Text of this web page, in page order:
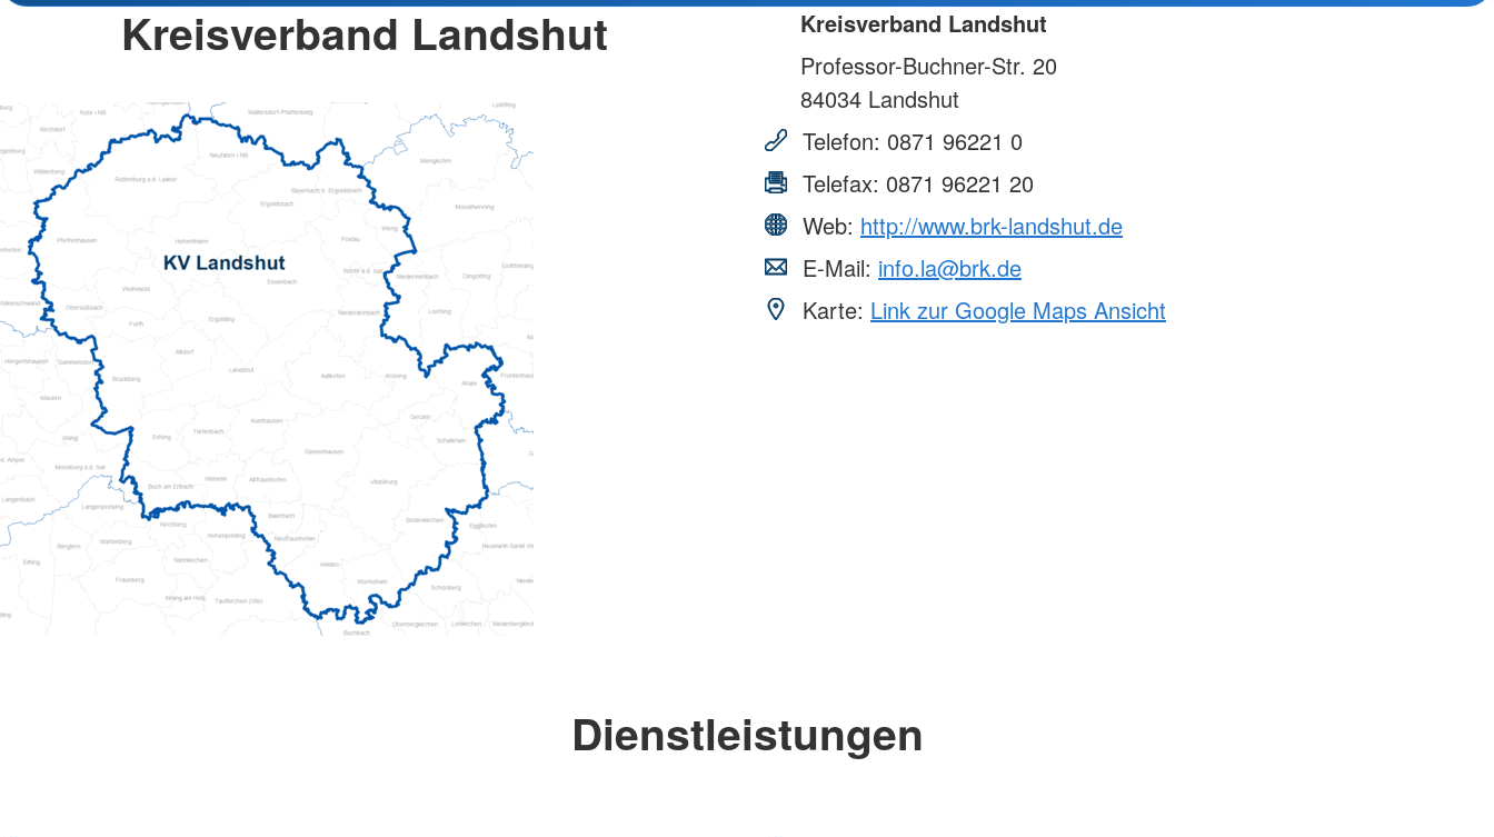
Kreisverband Landshut
Kreisverband Landshut
Professor-Buchner-Str. 20
84034 Landshut
Telefon: 0871 96221 0
Telefax: 0871 96221 20
Web: http://www.brk-landshut.de
E-Mail: info.la@brk.de
Karte: Link zur Google Maps Ansicht
Dienstleistungen